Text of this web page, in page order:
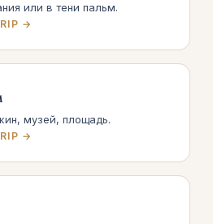
или в тени пальм.
→
музей, площадь.
→